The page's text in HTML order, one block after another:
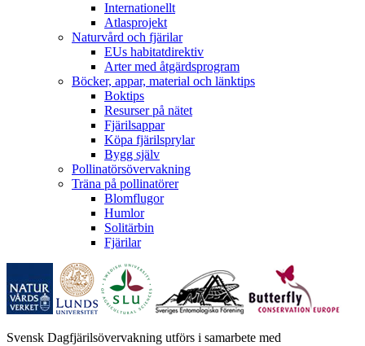
Internationellt
Atlasprojekt
Naturvård och fjärilar
EUs habitatdirektiv
Arter med åtgärdsprogram
Böcker, appar, material och länktips
Boktips
Resurser på nätet
Fjärilsappar
Köpa fjärilsprylar
Bygg själv
Pollinatörsövervakning
Träna på pollinatörer
Blomflugor
Humlor
Solitärbin
Fjärilar
Svensk Dagfjärilsövervakning utförs i samarbete med